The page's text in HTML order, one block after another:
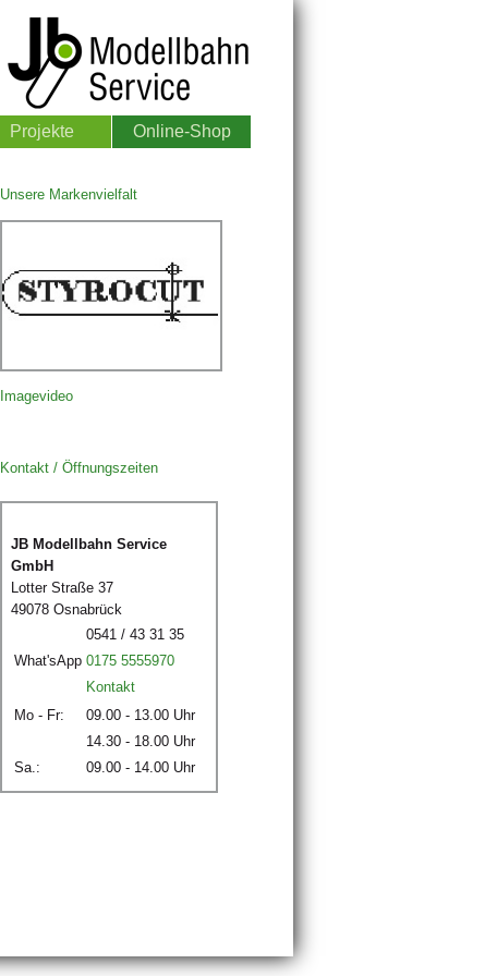
Projekte Online-Shop
Unsere Markenvielfalt
Imagevideo
Kontakt / Öffnungszeiten
JB Modellbahn Service
GmbH
Lotter Straße 37
49078 Osnabrück
0541 / 43 31 35
What'sApp 0175 5555970
Kontakt
Mo - Fr:
09.00 - 13.00 Uhr
14.30 - 18.00 Uhr
Sa.:
09.00 - 14.00 Uhr